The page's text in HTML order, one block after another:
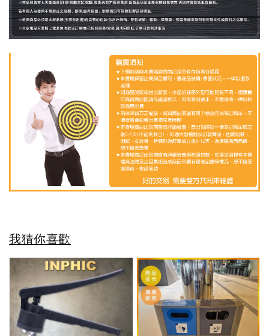
我猜你喜歡